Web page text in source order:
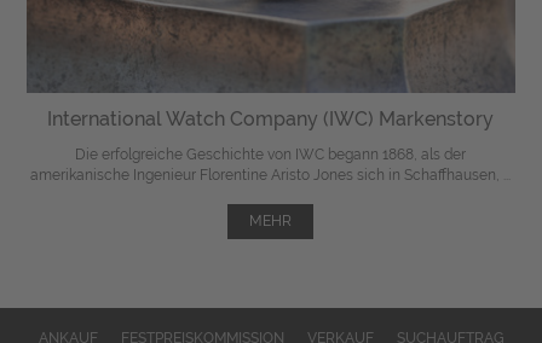
International Watch Company (IWC) Markenstory
Die erfolgreiche Geschichte von IWC begann 1868, als der
amerikanische Ingenieur Florentine Aristo Jones sich in Schaffhausen, ...
MEHR
ANKAUF FESTPREISKOMMISSION VERKAUF
SUCHAUFTRAG